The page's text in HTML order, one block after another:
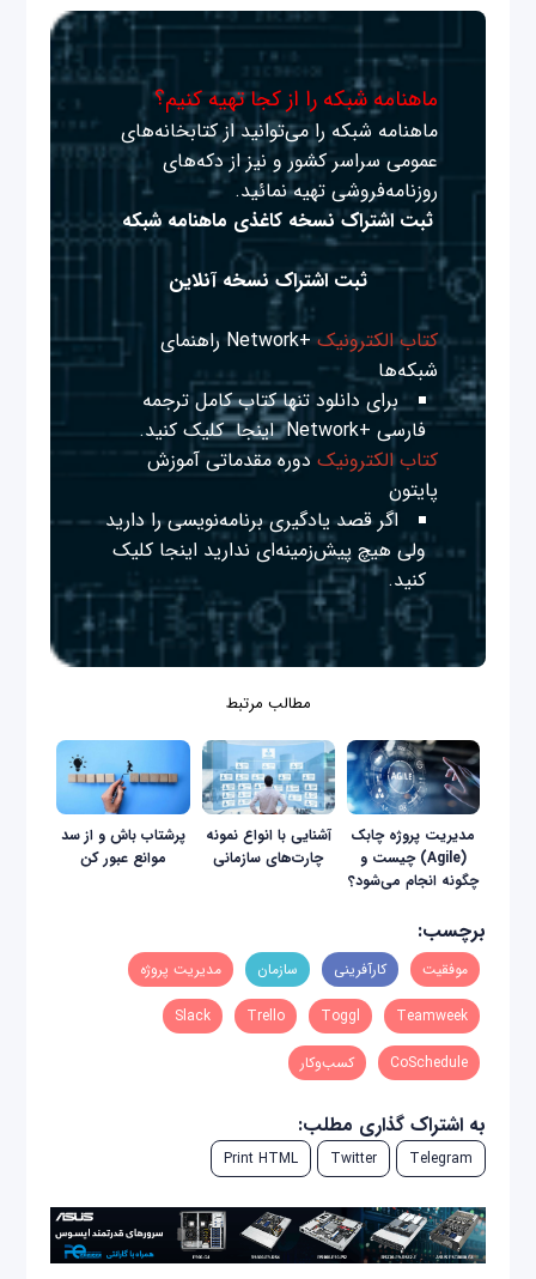
ماهنامه شبکه را از کجا تهیه کنیم؟
ماهنامه شبکه را می‌توانید از کتابخانه‌های
عمومی سراسر کشور و نیز از دکه‌های
روزنامه‌فروشی تهیه نمائید.
ثبت اشتراک نسخه کاغذی ماهنامه شبکه
ثبت اشتراک نسخه آنلاین
کتاب الکترونیک
+Network راهنمای
شبکه‌ها
برای دانلود تنها کتاب کامل ترجمه
فارسی +Network
اینجا کلیک کنید.
کتاب الکترونیک دوره مقدماتی آموزش
پایتون
اگر قصد یادگیری برنامه‌نویسی را دارید
ولی هیچ پیش‌زمینه‌ای نداریداینجا کلیک
کنید.
مطالب مرتبط
مدیریت پروژه چابک
(Agile) چیست و
چگونه انجام می‌شود؟
آشنایی با انواع نمونه
چارت‌های سازمانی
پرشتاب باش و از سد
موانع عبور کن
برچسب:
موفقیت کارآفرینی سازمان مدیریت پروژه
Teamweek
Toggl
Trello
Slack
CoSchedule کسب‌وکار
به اشتراک گذاری مطلب:
Telegram
Twitter
Print HTML